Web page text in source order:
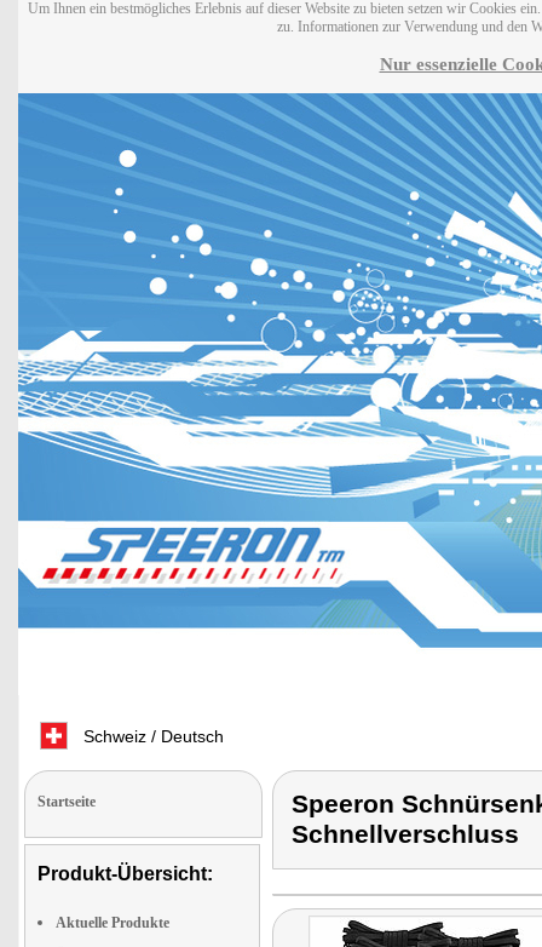
Um Ihnen ein bestmögliches Erlebnis auf dieser Website zu bieten setzen wir Cookies
zu. Informationen zur Verwendung und den
Nur essenzielle
Schweiz / Deutsch
Startseite
Produkt-Übersicht:
Aktuelle Produkte
Speeron
Schnellverschluss